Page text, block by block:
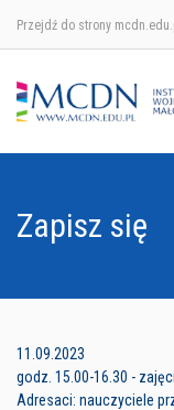
Przejdź do strony
Zapisz się
11.09.2023
godz. 15.00-16.30 -
Adresaci: nauczyciele